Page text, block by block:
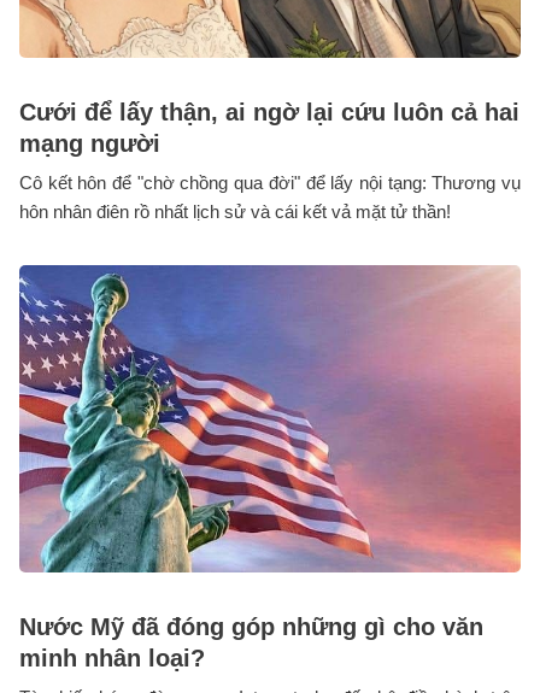
Cưới để lấy thận, ai ngờ lại cứu luôn cả hai
mạng người
Cô kết hôn để "chờ chồng qua đời" để lấy nội tạng: Thương vụ
hôn nhân điên rồ nhất lịch sử và cái kết vả mặt tử thần!
Nước Mỹ đã đóng góp những gì cho văn
minh nhân loại?